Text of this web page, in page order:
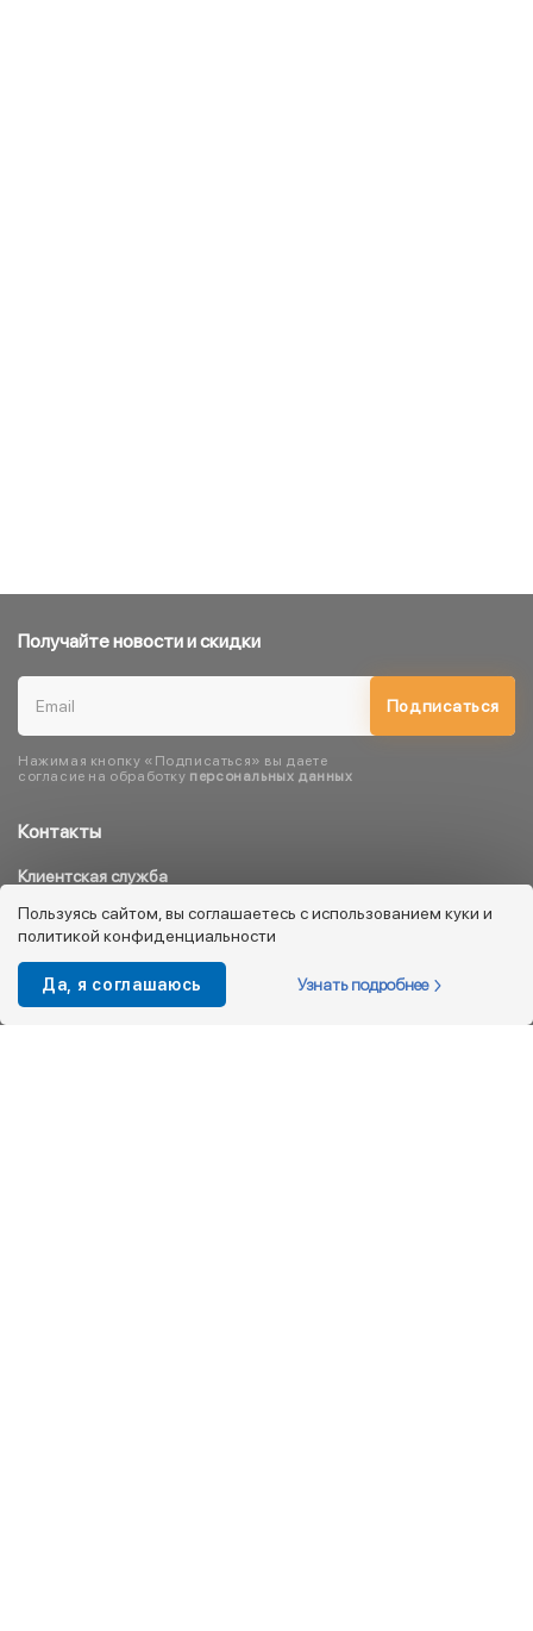
Контакты
Клиентская служба
8 800 333 08 45
info@kotofey.ru
Магазины в Москва (50)
Получайте новости и скидки
Подписаться
Нажимая кнопку «Подписаться» вы даете
согласие на обработку персональных данных
Пользуясь сайтом, вы соглашаетесь с использованием куки и
политикой конфиденциальности
Да, я соглашаюсь Узнать подробнее